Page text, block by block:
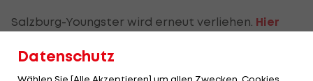
Salzburg-Youngster wird erneut verliehen. Hier
Datenschutz
Wählen Sie [Alle Akzeptieren] um allen Zwecken, Cookies